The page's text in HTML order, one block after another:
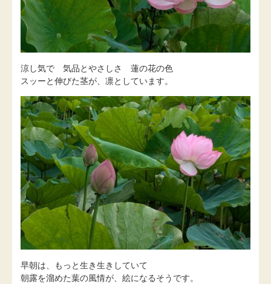
涼し気で 気品とやさしさ 蓮の花の色
スッーと伸びた茎が、凛としています。
早朝は、もっと生き生きしていて
朝露を溜めた葉の風情が、絵になるそうです。